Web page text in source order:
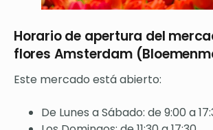
Horario de apertura del
flores Amsterdam
Este mercado está abierto:
De Lunes a Sábado: de 9:00 a